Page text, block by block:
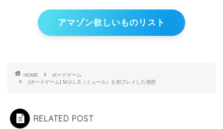
アマゾン欲しいものリスト
HOME
ボードゲーム
[ボードゲーム] M.U.L.E（ミュール）を初プレイした感想
RELATED POST